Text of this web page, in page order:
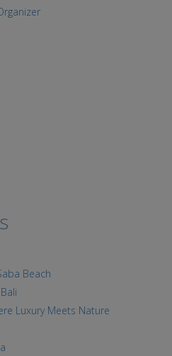
Beach
Luxury Meets Nature